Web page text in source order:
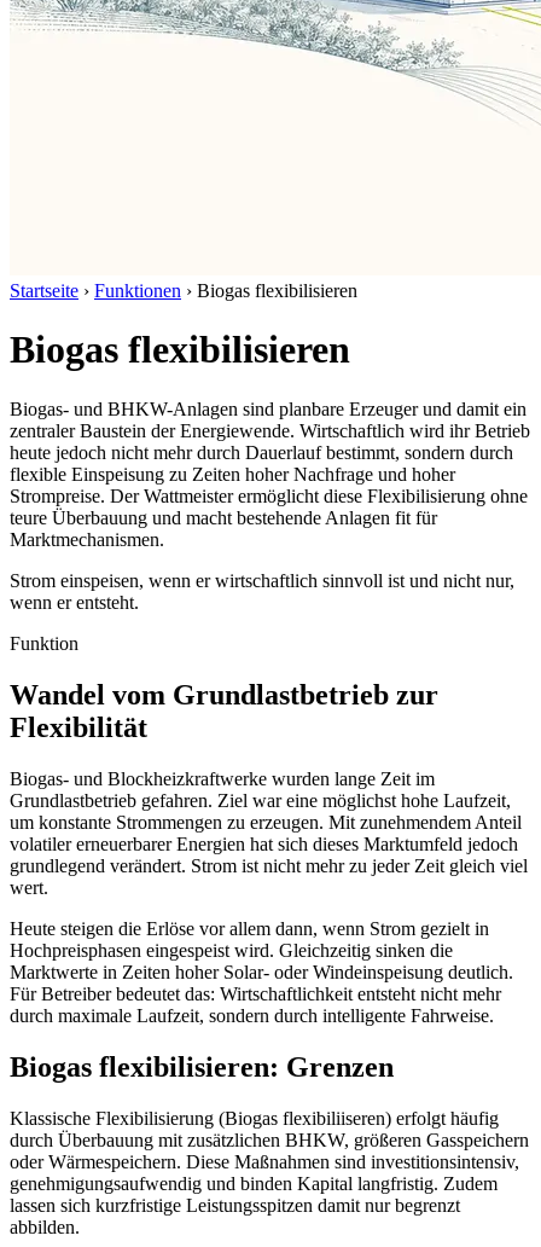
Startseite › Funktionen › Biogas flexibilisieren
Biogas flexibilisieren
Biogas- und BHKW-Anlagen sind planbare Erzeuger und damit ein
zentraler Baustein der Energiewende. Wirtschaftlich wird ihr Betrieb
heute jedoch nicht mehr durch Dauerlauf bestimmt, sondern durch
flexible Einspeisung zu Zeiten hoher Nachfrage und hoher
Strompreise. Der Wattmeister ermöglicht diese Flexibilisierung ohne
teure Überbauung und macht bestehende Anlagen fit für
Marktmechanismen.
Strom einspeisen, wenn er wirtschaftlich sinnvoll ist und nicht nur,
wenn er entsteht.
Funktion
Wandel vom Grundlastbetrieb zur
Flexibilität
Biogas- und Blockheizkraftwerke wurden lange Zeit im
Grundlastbetrieb gefahren. Ziel war eine möglichst hohe Laufzeit,
um konstante Strommengen zu erzeugen. Mit zunehmendem Anteil
volatiler erneuerbarer Energien hat sich dieses Marktumfeld jedoch
grundlegend verändert. Strom ist nicht mehr zu jeder Zeit gleich viel
wert.
Heute steigen die Erlöse vor allem dann, wenn Strom gezielt in
Hochpreisphasen eingespeist wird. Gleichzeitig sinken die
Marktwerte in Zeiten hoher Solar- oder Windeinspeisung deutlich.
Für Betreiber bedeutet das: Wirtschaftlichkeit entsteht nicht mehr
durch maximale Laufzeit, sondern durch intelligente Fahrweise.
Biogas flexibilisieren: Grenzen
Klassische Flexibilisierung (Biogas flexibiliiseren) erfolgt häufig
durch Überbauung mit zusätzlichen BHKW, größeren Gasspeichern
oder Wärmespeichern. Diese Maßnahmen sind investitionsintensiv,
genehmigungsaufwendig und binden Kapital langfristig. Zudem
lassen sich kurzfristige Leistungsspitzen damit nur begrenzt
abbilden.